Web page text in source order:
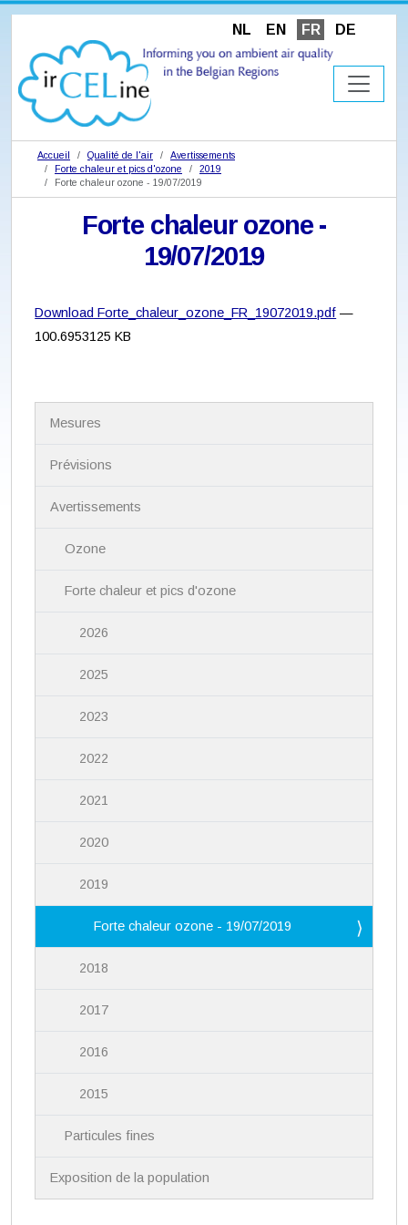
NL EN FR DE
Accueil Qualité de l'air
Avertissements
Forte chaleur et pics d'ozone
2019
Forte chaleur ozone - 19/07/2019
Forte chaleur ozone -
19/07/2019
Download Forte_chaleur_ozone_FR_19072019.pdf —
100.6953125 KB
Mesures
Prévisions
Avertissements
Ozone
Forte chaleur et pics d'ozone
2026
2025
2023
2022
2021
2020
2019
Forte chaleur ozone - 19/07/2019
2018
2017
2016
2015
Particules fines
Exposition de la population